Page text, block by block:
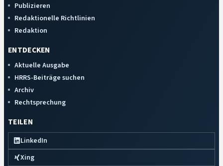
Publizieren
Redaktionelle Richtlinien
Redaktion
ENTDECKEN
Aktuelle Ausgabe
HRRS-Beiträge suchen
Archiv
Rechtsprechung
TEILEN
LinkedIn
Xing